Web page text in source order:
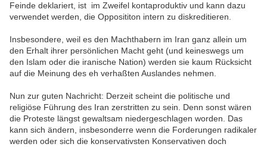
Feinde deklariert, ist im Zweifel kontaproduktiv und kann dazu
verwendet werden, die Opposititon intern zu diskreditieren.
Insbesondere, weil es den Machthabern im Iran ganz allein um
den Erhalt ihrer persönlichen Macht geht (und keineswegs um
den Islam oder die iranische Nation) werden sie kaum Rücksicht
auf die Meinung des eh verhaßten Auslandes nehmen.
Nun zur guten Nachricht: Derzeit scheint die politische und
religiöse Führung des Iran zerstritten zu sein. Denn sonst wären
die Proteste längst gewaltsam niedergeschlagen worden. Das
kann sich ändern, insbesonderre wenn die Forderungen radikaler
werden oder sich die konservativsten Konservativen doch